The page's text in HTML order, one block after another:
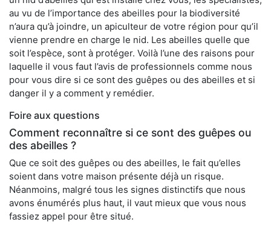
au vu de l’importance des abeilles pour la biodiversité
n’aura qu’à joindre, un apiculteur de votre région pour qu’il
vienne prendre en charge le nid. Les abeilles quelle que
soit l’espèce, sont à protéger. Voilà l’une des raisons pour
laquelle il vous faut l’avis de professionnels comme nous
pour vous dire si ce sont des guêpes ou des abeilles et si
danger il y a comment y remédier.
Foire aux questions
Comment reconnaître si ce sont des guêpes ou
des abeilles ?
Que ce soit des guêpes ou des abeilles, le fait qu’elles
soient dans votre maison présente déjà un risque.
Néanmoins, malgré tous les signes distinctifs que nous
avons énumérés plus haut, il vaut mieux que vous nous
fassiez appel pour être situé.